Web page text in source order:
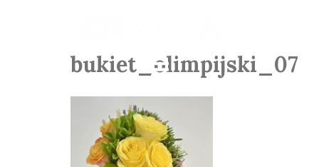
bukiet_olimpijski_07